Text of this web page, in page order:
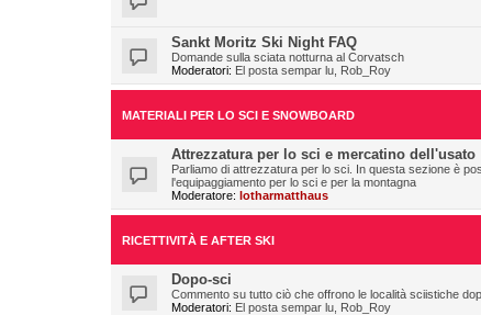
Sankt Moritz Ski Night FAQ
Domande sulla sciata notturna al Corvatsch
Moderatori: El posta sempar lu Rob_Roy
MATERIALI PER LO SCI E SNOWBOARD
Attrezzatura per lo sci e mercatino dell'usato
Parliamo di attrezzatura per lo sci. In questa sezione è
l'equipaggiamento per lo sci e per la montagna
Moderatore: lotharmatthaus
RICETTIVITÀ E AFTER SKI
Dopo-sci
Commento su tutto ciò che offrono le località sciistiche
Moderatori: El posta sempar lu Rob_Roy